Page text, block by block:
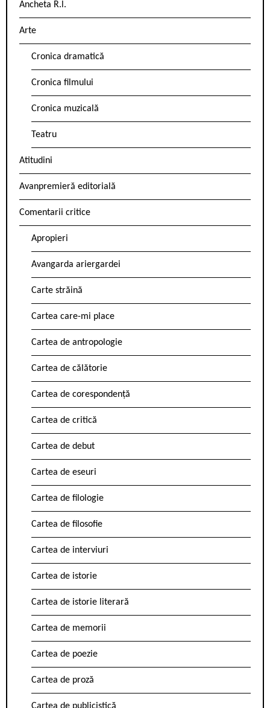
Ancheta R.l.
Arte
Cronica dramatică
Cronica filmului
Cronica muzicală
Teatru
Atitudini
Avanpremieră editorială
Comentarii critice
Apropieri
Avangarda ariergardei
Carte străină
Cartea care-mi place
Cartea de antropologie
Cartea de călătorie
Cartea de corespondență
Cartea de critică
Cartea de debut
Cartea de eseuri
Cartea de filologie
Cartea de filosofie
Cartea de interviuri
Cartea de istorie
Cartea de istorie literară
Cartea de memorii
Cartea de poezie
Cartea de proză